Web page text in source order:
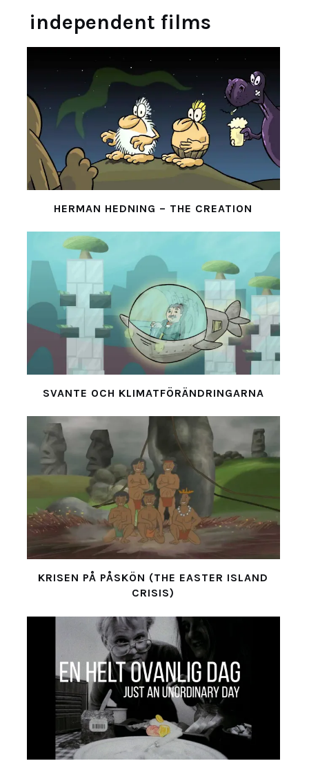
independent films
HERMAN HEDNING – THE CREATION
SVANTE OCH KLIMATFÖRÄNDRINGARNA
KRISEN PÅ PÅSKÖN (THE EASTER ISLAND
CRISIS)